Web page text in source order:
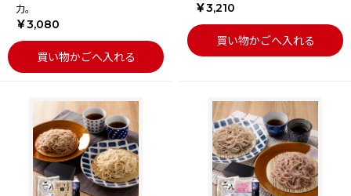
力。
￥3,080
買い物かごへ入れる
￥3,210
買い物かごへ入れる